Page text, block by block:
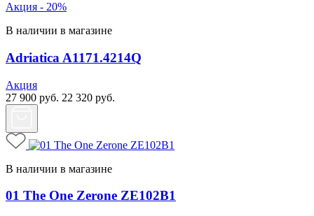
Акция - 20%
В наличии в магазине
Adriatica A1171.4214Q
Акция
27 900 руб. 22 320 руб.
В наличии в магазине
01 The One Zerone ZE102B1